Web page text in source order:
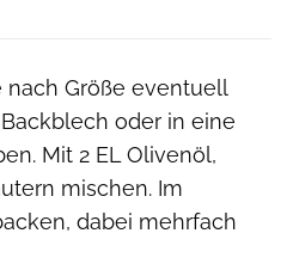
nach Größe eventuell
oder in eine
Mit 2 EL Olivenöl,
mischen. Im
dabei mehrfach